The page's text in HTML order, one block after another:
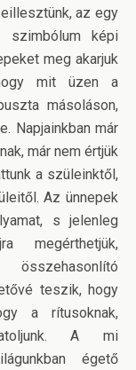
az egy
szimbólum képi
meg akarjuk
mit üzen a
másoláson,
Napjainkban már
már nem értjük
a szüleinktől,
Az ünnepek
s jelenleg
megérthetjük,
teszik, hogy
a rítusoknak,
A mi
égető